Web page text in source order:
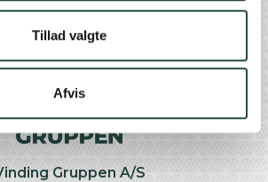
Tillad valgte
Afvis
Find os her
Gruppen A/S